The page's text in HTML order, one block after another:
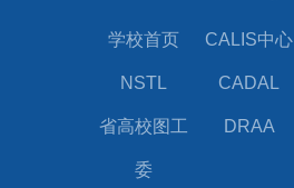
学校首页 CALIS中心
NSTL CADAL
省高校图工
委
DRAA